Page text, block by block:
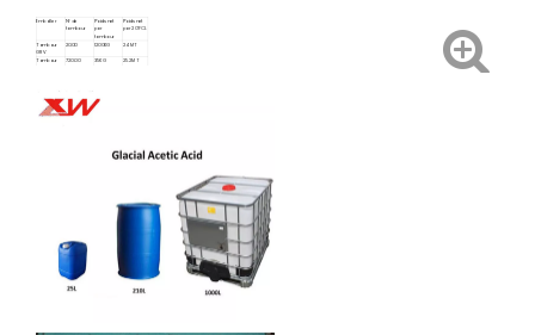
Emballer N° de
tambour
Poids net
par
tambour
Poids net
par 20'FCL
Tambour
GRV
20.00 1200KG 24 MT
Tambour
720.00 35KG 25.2MT